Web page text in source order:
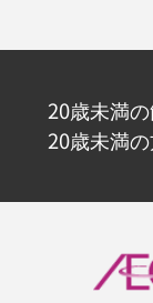
20歳未満
20歳未満